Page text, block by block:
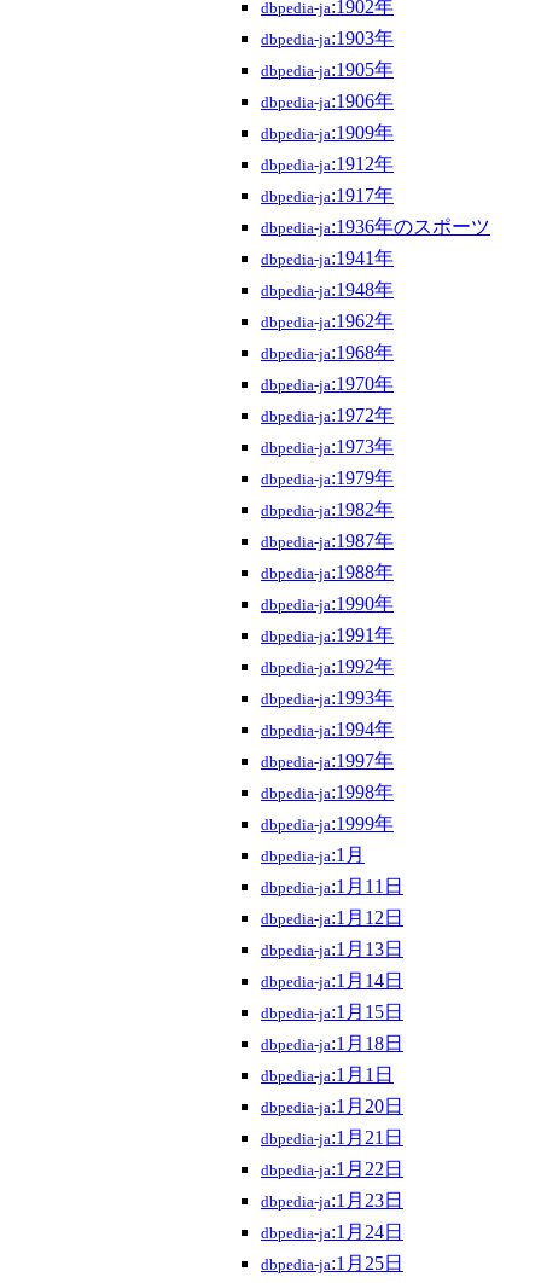
dbpedia-ja:1902年
dbpedia-ja:1903年
dbpedia-ja:1905年
dbpedia-ja:1906年
dbpedia-ja:1909年
dbpedia-ja:1912年
dbpedia-ja:1917年
dbpedia-ja:1936年のスポーツ
dbpedia-ja:1941年
dbpedia-ja:1948年
dbpedia-ja:1962年
dbpedia-ja:1968年
dbpedia-ja:1970年
dbpedia-ja:1972年
dbpedia-ja:1973年
dbpedia-ja:1979年
dbpedia-ja:1982年
dbpedia-ja:1987年
dbpedia-ja:1988年
dbpedia-ja:1990年
dbpedia-ja:1991年
dbpedia-ja:1992年
dbpedia-ja:1993年
dbpedia-ja:1994年
dbpedia-ja:1997年
dbpedia-ja:1998年
dbpedia-ja:1999年
dbpedia-ja:1月
dbpedia-ja:1月11日
dbpedia-ja:1月12日
dbpedia-ja:1月13日
dbpedia-ja:1月14日
dbpedia-ja:1月15日
dbpedia-ja:1月18日
dbpedia-ja:1月1日
dbpedia-ja:1月20日
dbpedia-ja:1月21日
dbpedia-ja:1月22日
dbpedia-ja:1月23日
dbpedia-ja:1月24日
dbpedia-ja:1月25日